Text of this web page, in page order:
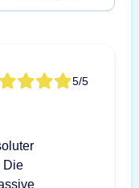
5/5
Die